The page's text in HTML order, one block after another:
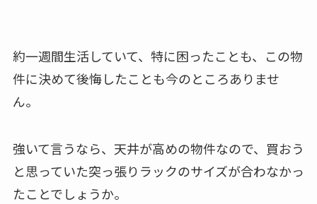
約一週間生活していて、特に困ったことも、この物
件に決めて後悔したことも今のところありませ
ん。
強いて言うなら、天井が高めの物件なので、買おう
と思っていた突っ張りラックのサイズが合わなかっ
たことでしょうか。